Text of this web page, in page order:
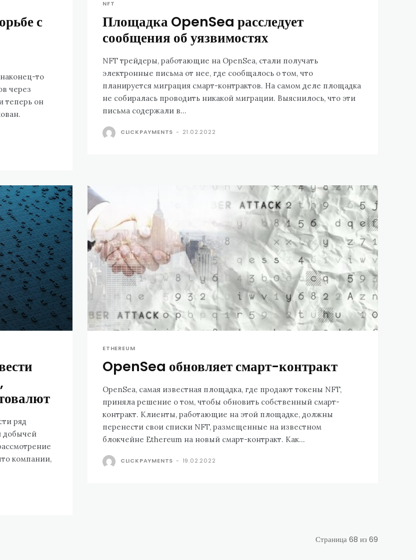
с
то
через
теперь он
NFT
Площадка OpenSea расследует
сообщения об уязвимостях
NFT трейдеры, работающие на OpenSea, стали получать
электронные письма от нее, где сообщалось о том, что
планируется миграция смарт-контрактов. На самом деле площадка
не собиралась проводить никакой миграции. Выяснилось, что эти
письма содержали в...
CLICKPAYMENTS - 21.02.2022
ряд
добычей
компании,
ETHEREUM
OpenSea обновляет смарт-контракт
OpenSea, самая известная площадка, где продают токены NFT,
приняла решение о том, чтобы обновить собственный смарт-
контракт. Клиенты, работающие на этой площадке, должны
перенести свои списки NFT, размещенные на известном
блокчейне Ethereum на новый смарт-контракт. Как...
CLICKPAYMENTS - 19.02.2022
Страница 68 из 69